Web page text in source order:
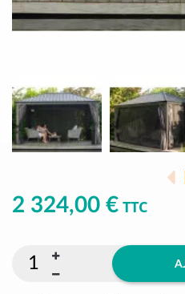
2 324,00 € TTC